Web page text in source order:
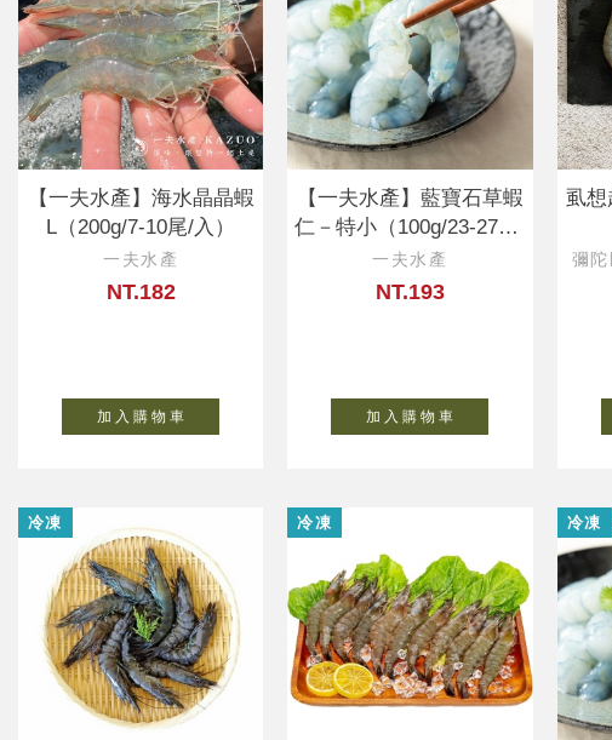
【一夫水產】海水晶晶蝦
L（200g/7-10尾/入）
一夫水產
NT.182
加 入 購 物 車
【一夫水產】藍寶石草蝦
仁－特小（100g/23-27顆/
入）
一夫水產
NT.193
加 入 購 物 車
虱想
彌
冷凍 冷凍 冷凍